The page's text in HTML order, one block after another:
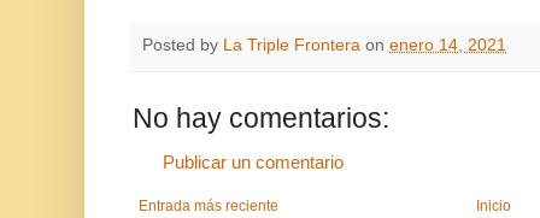
Posted by La Triple Frontera on enero 14, 2021
No hay comentarios:
Publicar un comentario
Entrada más reciente Inicio